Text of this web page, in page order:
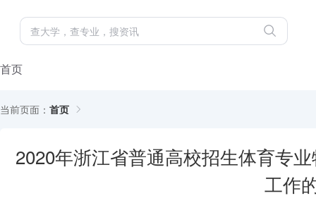
首页
当前页面： 首页
2020年浙江省普通高校招生体育专
工作